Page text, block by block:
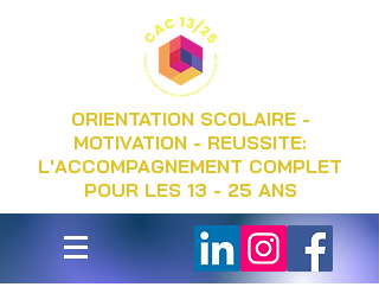
ORIENTATION SCOLAIRE -
MOTIVATION - REUSSITE:
L'ACCOMPAGNEMENT COMPLET
POUR LES 13 - 25 ANS